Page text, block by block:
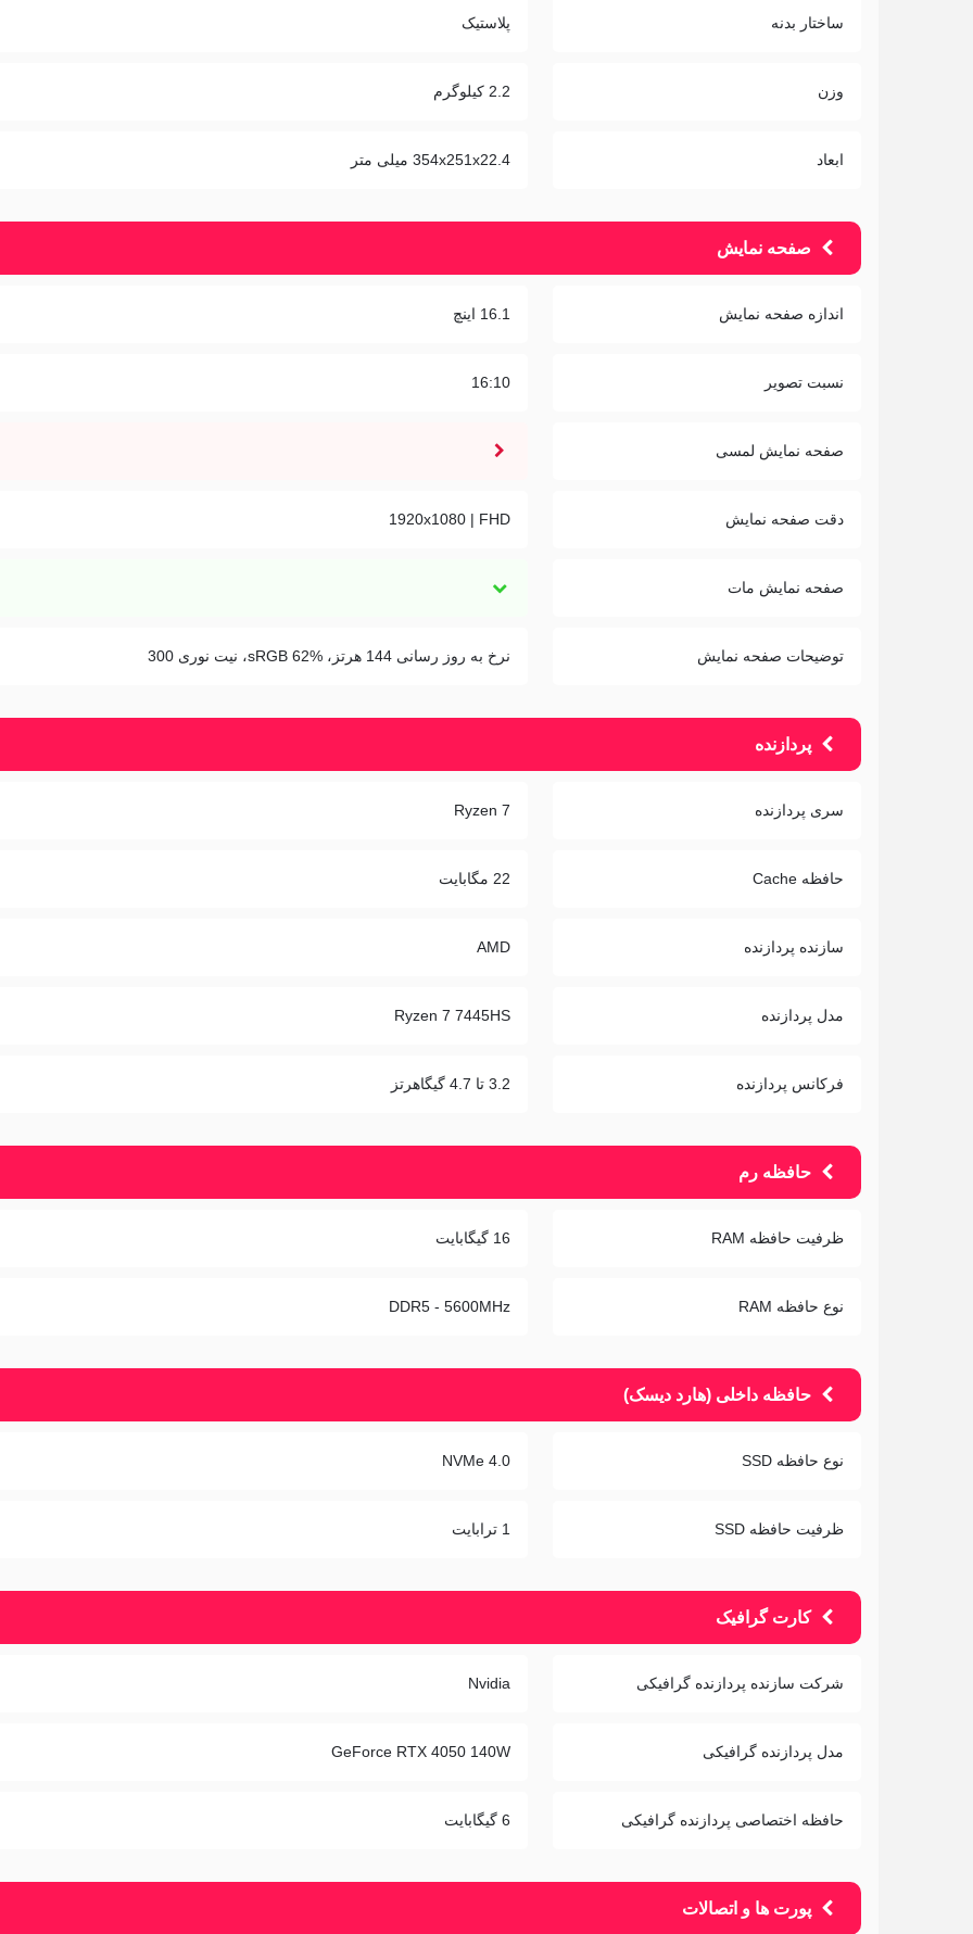
ساختار بدنه پلاستیک
وزن 2.2 کیلوگرم
ابعاد 354x251x22.4 میلی متر
صفحه نمایش
اندازه صفحه نمایش 16.1 اینچ
نسبت تصویر 16:10
صفحه نمایش لمسی
دقت صفحه نمایش 1920x1080 | FHD
صفحه نمایش مات
توضیحات صفحه نمایش نرخ به روز رسانی 144 هرتز، sRGB 62%، نیت نوری 300
پردازنده
سری پردازنده Ryzen 7
حافظه Cache 22 مگابایت
سازنده پردازنده AMD
مدل پردازنده Ryzen 7 7445HS
فرکانس پردازنده 3.2 تا 4.7 گیگاهرتز
حافظه رم
ظرفیت حافظه RAM 16 گیگابایت
نوع حافظه RAM DDR5 - 5600MHz
حافظه داخلی (هارد دیسک)
نوع حافظه SSD NVMe 4.0
ظرفیت حافظه SSD 1 ترابایت
کارت گرافیک
شرکت سازنده پردازنده گرافیکی Nvidia
مدل پردازنده گرافیکی GeForce RTX 4050 140W
حافظه اختصاصی پردازنده گرافیکی 6 گیگابایت
پورت ها و اتصالات